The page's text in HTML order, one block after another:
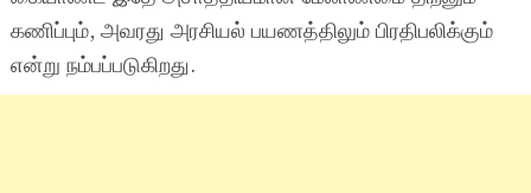
கணிப்பும், அவரது அரசியல் பயணத்திலும் பிரதிபலிக்கும்
என்று நம்பப்படுகிறது.